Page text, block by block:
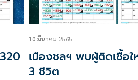
10 มีนาคม 2565
เมืองชลฯ พบผู้ติดเชื้อ
3 ชีวิต